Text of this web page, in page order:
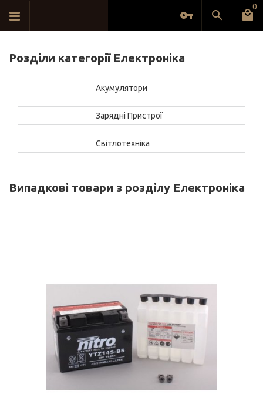
0
Розділи категорії Електроніка
Акумулятори
Зарядні Пристрої
Світлотехніка
Випадкові товари з розділу Електроніка